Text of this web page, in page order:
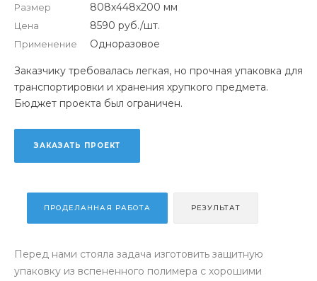
Размер
Цена
Применение
808х448х200 мм
8590 руб./шт.
Одноразовое
Заказчику требовалась легкая, но прочная упаковка для
транспортировки и хранения хрупкого предмета.
Бюджет проекта был ограничен.
ЗАКАЗАТЬ ПРОЕКТ
ПРОДЕЛАННАЯ РАБОТА РЕЗУЛЬТАТ
Перед нами стояла задача изготовить защитную
упаковку из вспененного полимера с хорошими